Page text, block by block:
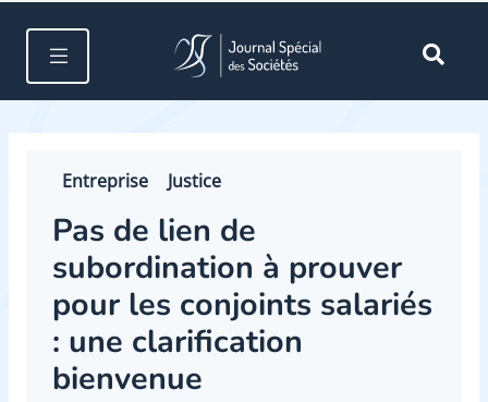
Entreprise Justice
Pas de lien de
subordination à prouver
pour les conjoints salariés
: une clarification
bienvenue